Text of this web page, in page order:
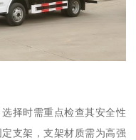
择时需重点检查其安全性
支架，支架材质需为高强